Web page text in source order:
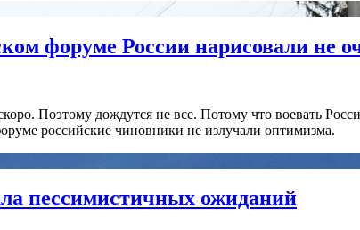
форуме России нарисовали не
Поэтому дождутся не все. Потому что воевать
российские чиновники не излучали оптимизма.
пессимистичных ожиданий